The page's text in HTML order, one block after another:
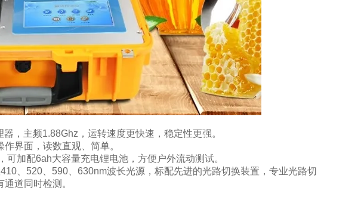
，主频1.88Ghz，运转速度更快速，稳定性更强。
界面，读数直观、简单。
加配6ah大容量充电锂电池，方便户外流动测试。
、520、590、630nm波长光源，标配先进的光路切换装置，专业光路切
道同时检测。